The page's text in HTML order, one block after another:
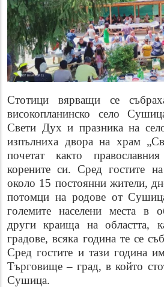
Стотици вярващи се
високопланинско село
Свети Дух и празника на
изпълниха двора на храм
почетат както
корените си. Сред гостите
около 15 постоянни жители,
потомци на родове от
големите населени места в
други краища на областта,
градове, всяка година те се
Сред гостите и тази година
Търговище – град, в който
Сушица.